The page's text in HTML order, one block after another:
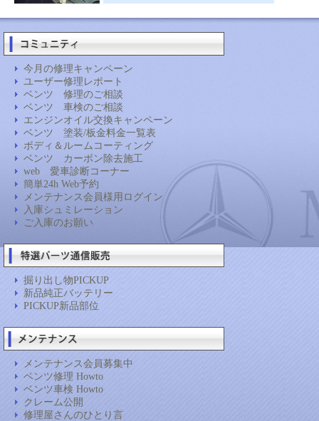
今月の修理キャンペーン
ユーザー修理レポート
ベンツ 修理のご相談
ベンツ 車検のご相談
エンジンオイル交換キャンペーン
ベンツ 塗装/板金料金一覧表
ボディ＆ルームコーティング
ベンツ カーボン除去施工
web 愛車診断コーナー
簡単24h Web予約
メンテナンス会員様用ログイン
入庫シュミレーション
ご入庫のお願い
掘り出し物PICKUP
新品純正バッテリー
PICKUP新品部位
メンテナンス会員募集中
ベンツ修理 Howto
ベンツ車検 Howto
クレーム公開
修理屋さんのひとり言